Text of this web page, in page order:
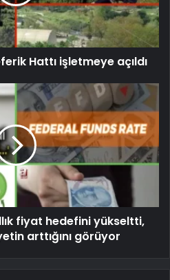
Hattı işletmeye açıldı
fiyat hedefini yükseltti,
arttığını görüyor